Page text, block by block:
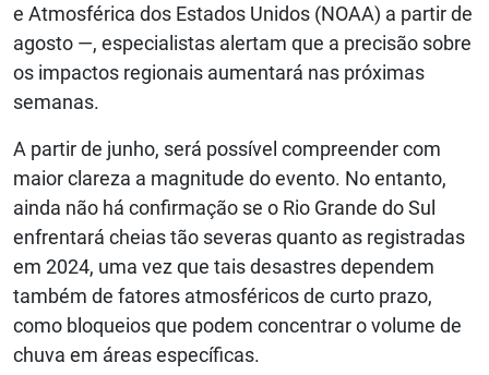
e Atmosférica dos Estados Unidos (NOAA) a partir de
agosto —, especialistas alertam que a precisão sobre
os impactos regionais aumentará nas próximas
semanas.
A partir de junho, será possível compreender com
maior clareza a magnitude do evento. No entanto,
ainda não há confirmação se o Rio Grande do Sul
enfrentará cheias tão severas quanto as registradas
em 2024, uma vez que tais desastres dependem
também de fatores atmosféricos de curto prazo,
como bloqueios que podem concentrar o volume de
chuva em áreas específicas.